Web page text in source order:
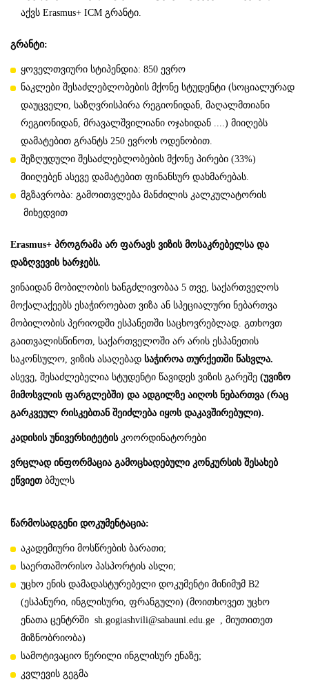
აქვს Erasmus+ ICM გრანტი.
გრანტი:
ყოველთვიური სტიპენდია: 850 ევრო
ნაკლები შესაძლებლობების მქონე სტუდენტი (სოციალურად
დაუცველი, საზღვრისპირა რეგიონიდან, მაღალმთიანი
რეგიონიდან, მრავალშვილიანი ოჯახიდან ....) მიიღებს
დამატებით გრანტს 250 ევროს ოდენობით.
შეზღუდული შესაძლებლობების მქონე პირები (33%)
მიიღებენ ასევე დამატებით ფინანსურ დახმარებას.
მგზავრობა: გამოითვლება მანძილის კალკულატორის
მიხედვით
Erasmus+ პროგრამა არ ფარავს ვიზის მოსაკრებელსა და
დაზღვევის ხარჯებს.
ვინაიდან მობილობის ხანგძლივობაა 5 თვე, საქართველოს
მოქალაქეებს ესაჭიროებათ ვიზა ან სპეციალური ნებართვა
მობილობის პერიოდში ესპანეთში საცხოვრებლად. გთხოვთ
გაითვალისწინოთ, საქართველოში არ არის ესპანეთის
საკონსულო, ვიზის ასაღებად საჭიროა თურქეთში წასვლა.
ასევე, შესაძლებელია სტუდენტი წავიდეს ვიზის გარეშე (უვიზო
მიმოსვლის ფარგლებში) და ადგილზე აიღოს ნებართვა (რაც
გარკვეულ რისკებთან შეიძლება იყოს დაკავშირებული).
კადისის უნივერსიტეტის კოორდინატორები
ვრცლად ინფორმაცია გამოცხადებული კონკურსის შესახებ
ეწვიეთ ბმულს
წარმოსადგენი დოკუმენტაცია:
აკადემიური მოსწრების ბარათი;
საერთაშორისო პასპორტის ასლი;
უცხო ენის დამადასტურებელი დოკუმენტი მინიმუმ B2
(ესპანური, ინგლისური, ფრანგული) (მოითხოვეთ უცხო
ენათა ცენტრში sh.gogiashvili@sabauni.edu.ge , მიუთითეთ
მიზნობრიობა)
სამოტივაციო წერილი ინგლისურ ენაზე;
კვლევის გეგმა